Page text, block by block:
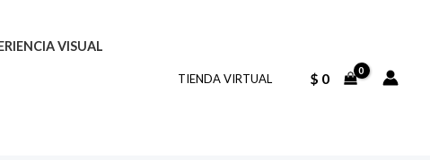
VISUAL
TIENDA VIRTUAL $ 0